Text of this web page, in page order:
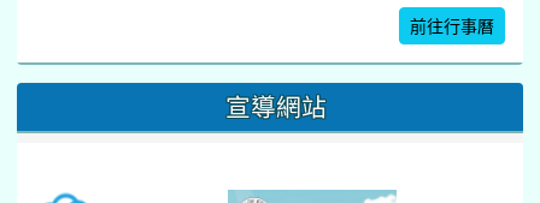
暑期體育育樂營結束
21 22
桃園市運動會
數感實驗夏令營(整天)
前往行事曆
宣導網站